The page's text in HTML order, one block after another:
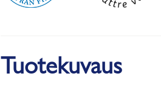
Tuotekuvaus